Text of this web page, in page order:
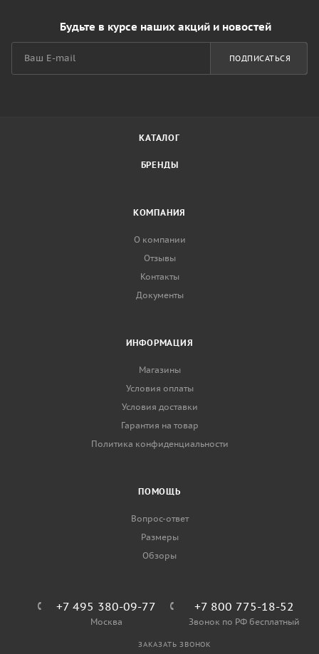
Будьте в курсе наших акций и новостей
ПОДПИСАТЬСЯ
КАТАЛОГ
БРЕНДЫ
КОМПАНИЯ
О компании
Отзывы
Контакты
Документы
ИНФОРМАЦИЯ
Магазины
Условия оплаты
Условия доставки
Гарантия на товар
Политика конфиденциальности
ПОМОЩЬ
Вопрос-ответ
Размеры
Обзоры
+7 495 380-09-77
Москва
+7 800 775-18-52
Звонок по РФ бесплатный
ЗАКАЗАТЬ ЗВОНОК